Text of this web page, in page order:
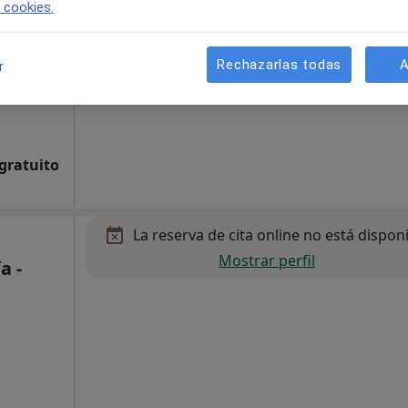
-
La reserva de cita online no está
Mostrar perfil
Rechazarlas todas